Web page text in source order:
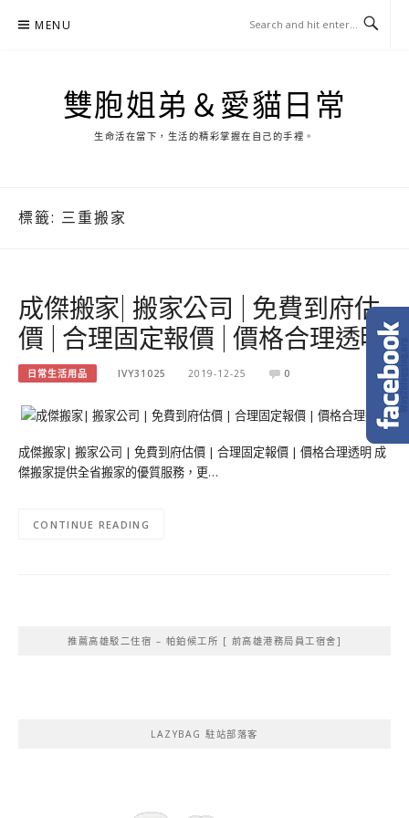
MENU
雙胞姐弟＆愛貓日常
生命活在當下，生活的精彩掌握在自己的手裡。
標籤: 三重搬家
成傑搬家| 搬家公司 | 免費到府估
價 | 合理固定報價 | 價格合理透明
日常生活用品 IVY31025 2019-12-25 0
成傑搬家| 搬家公司 | 免費到府估價 | 合理固定報價 | 價格合理透明 成
傑搬家提供全省搬家的優質服務，更…
CONTINUE READING
推薦高雄駁二住宿 – 帕鉑候工所 [ 前高雄港務局員工宿舍]
LAZYBAG 駐站部落客